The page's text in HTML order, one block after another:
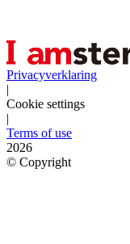
Privacyverklaring
|
Cookie settings
|
Terms of use
2026
© Copyright